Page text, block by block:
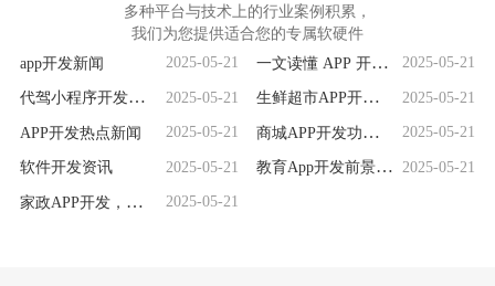
多种平台与技术上的行业案例积累，
我们为您提供适合您的专属软硬件
app开发新闻
2025-05-21
一文读懂 APP 开发
全流程
2025-05-21
代驾小程序开发前
景分析：乘势而
上，潜力无限
2025-05-21
生鲜超市APP开发解
析：满足用户需求
与市场竞争要素
2025-05-21
APP开发热点新闻 2025-05-21
商城APP开发功能全
解析
2025-05-21
软件开发资讯 2025-05-21
教育App开发前景剖
2025-05-21
家政APP开发，这些
2025-05-21